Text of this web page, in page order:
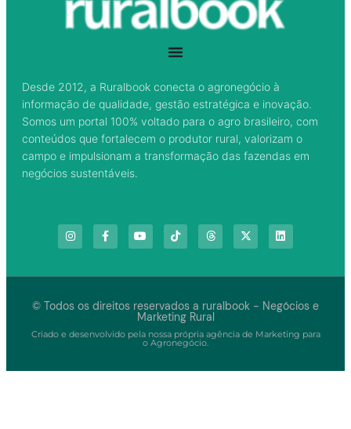
Desde 2012, a Ruralbook conecta o agronegócio à
informação de qualidade, gestão estratégica e inovação.
Somos um portal 100% voltado para o agro brasileiro, com
conteúdos que fortalecem o produtor rural, valorizam o
campo e impulsionam a transformação das fazendas em
negócios sustentáveis.
© Todos os direitos reservados a ruralbook - Negócios e
Marketing Rural
Criado e desenvolvido pela nossa própria agência de Marketing para
o Agronegócio.